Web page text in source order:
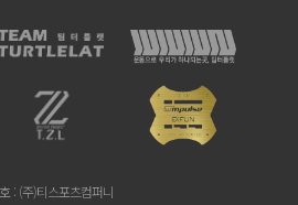
: (주)티스포츠컴퍼니